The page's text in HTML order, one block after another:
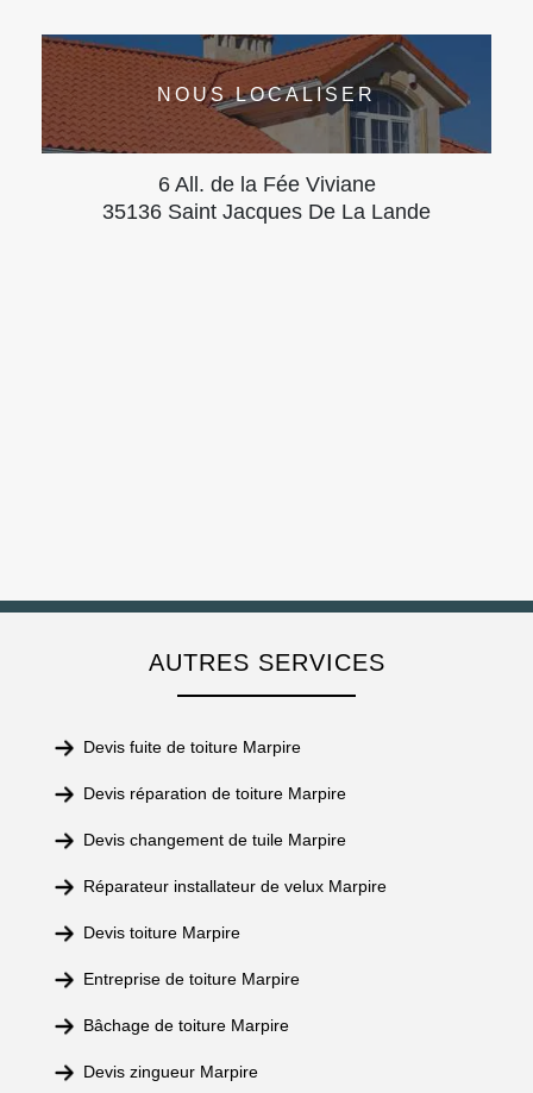
NOUS LOCALISER
6 All. de la Fée Viviane
35136 Saint Jacques De La Lande
AUTRES SERVICES
Devis fuite de toiture Marpire
Devis réparation de toiture Marpire
Devis changement de tuile Marpire
Réparateur installateur de velux Marpire
Devis toiture Marpire
Entreprise de toiture Marpire
Bâchage de toiture Marpire
Devis zingueur Marpire